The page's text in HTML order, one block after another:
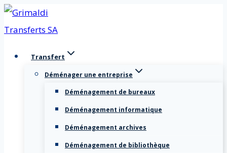
Aller
au
Transfert
Déménager une entreprise
Déménagement de bureaux
Déménagement informatique
Déménagement archives
Déménagement de bibliothèque